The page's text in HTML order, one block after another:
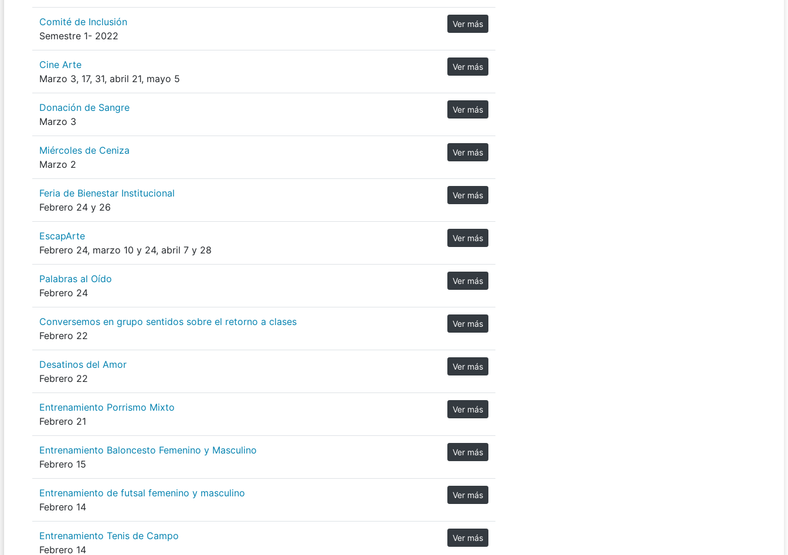
Comité de Inclusión
Semestre 1- 2022
Ver más
Cine Arte
Marzo 3, 17, 31, abril 21, mayo 5
Ver más
Donación de Sangre
Marzo 3
Ver más
Miércoles de Ceniza
Marzo 2
Ver más
Feria de Bienestar Institucional
Febrero 24 y 26
Ver más
EscapArte
Febrero 24, marzo 10 y 24, abril 7 y 28
Ver más
Palabras al Oído
Febrero 24
Ver más
Conversemos en grupo sentidos sobre el retorno a clases
Febrero 22
Ver más
Desatinos del Amor
Febrero 22
Ver más
Entrenamiento Porrismo Mixto
Febrero 21
Ver más
Entrenamiento Baloncesto Femenino y Masculino
Febrero 15
Ver más
Entrenamiento de futsal femenino y masculino
Febrero 14
Ver más
Entrenamiento Tenis de Campo
Febrero 14
Ver más